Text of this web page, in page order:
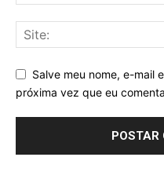
Salve meu nome, e-mail
próxima vez que eu